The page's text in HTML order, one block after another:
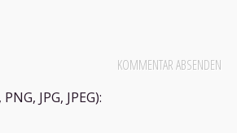
JPG, JPEG):